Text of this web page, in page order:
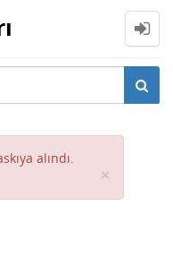
alındı.
×